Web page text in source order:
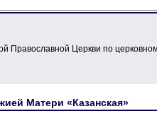
Православной Церкви по
Матери «Казанская»